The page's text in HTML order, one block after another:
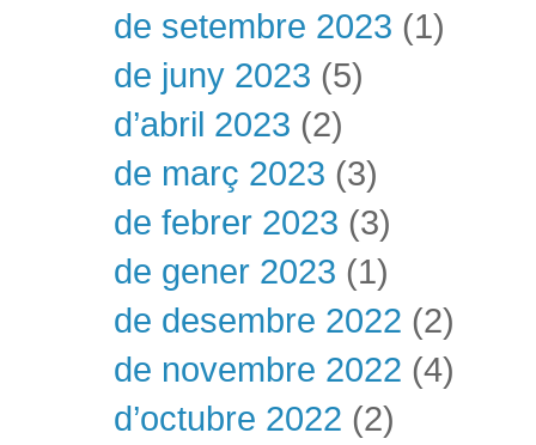
de setembre 2023 (1)
de juny 2023 (5)
d’abril 2023 (2)
de març 2023 (3)
de febrer 2023 (3)
de gener 2023 (1)
de desembre 2022 (2)
de novembre 2022 (4)
d’octubre 2022 (2)